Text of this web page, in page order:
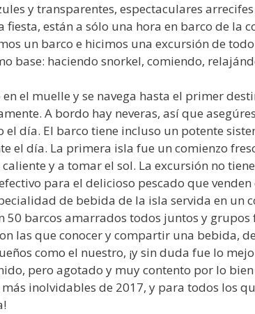
y transparentes, espectaculares
fiesta, están a sólo una hora en barco de la
un barco e hicimos una excursión de
base: haciendo snorkel, comiendo,
el muelle y se navega hasta el primer
A bordo hay neveras, así que
el día. El barco tiene incluso un potente
el día. La primera isla fue un comienzo
y a tomar el sol. La excursión no
para el delicioso pescado que venden
de bebida de la isla servida en un
50 barcos amarrados todos juntos y
las que conocer y compartir una bebida,
como el nuestro, ¡y sin duda fue lo
pero agotado y muy contento por lo
inolvidables de 2017, y para todos los